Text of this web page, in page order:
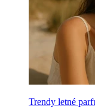
Trendy letné